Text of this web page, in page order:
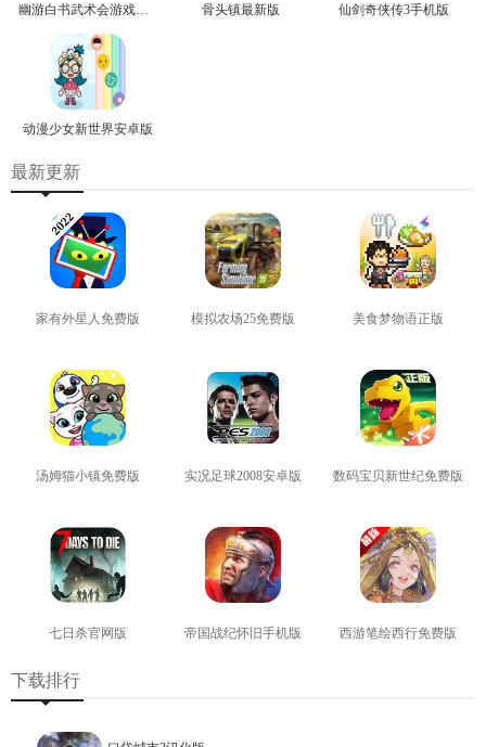
幽游白书武术会游戏正版 骨头镇最新版 仙剑奇侠传3手机版
动漫少女新世界安卓版
最新更新
家有外星人免费版 模拟农场25免费版 美食梦物语正版
汤姆猫小镇免费版 实况足球2008安卓版 数码宝贝新世纪免费版
七日杀官网版 帝国战纪怀旧手机版 西游笔绘西行免费版
下载排行